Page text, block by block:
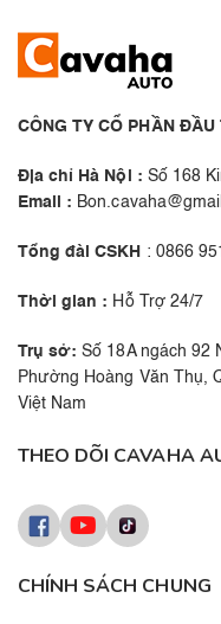
CÔNG TY CỔ PHẦN
Địa chỉ Hà Nội : Số 168
Email :
Tổng đài CSKH : 0866
Thời gian : Hỗ Trợ 24/7
Trụ sở: Số 18A ngách 92
Phường Hoàng Văn Thụ,
Việt Nam
CHÍNH SÁCH CHUNG
THEO DÕI CAVAHA